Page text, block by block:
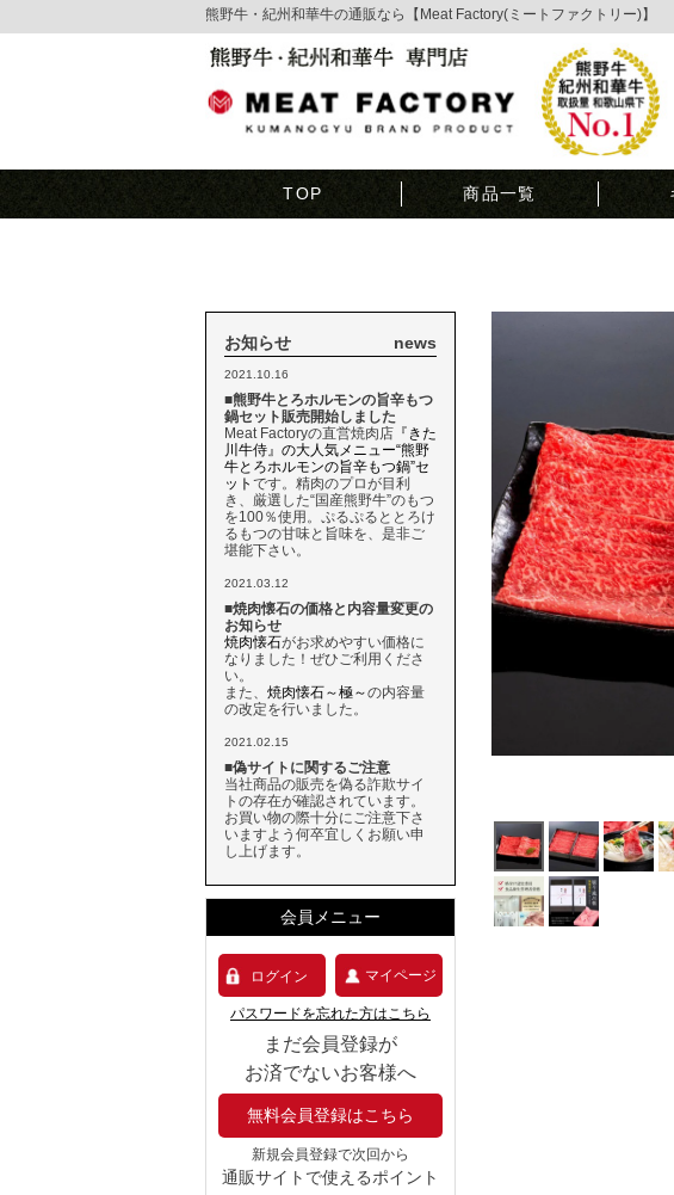
熊野牛・紀州和華牛の通販なら【Meat Factory(ミートファクトリー)】
TOP 商品一覧
お知らせ news
2021.10.16
■熊野牛とろホルモンの旨辛もつ
鍋セット販売開始しました
Meat Factoryの直営焼肉店 『きた
川牛侍』の大人気メニュー“熊野
牛とろホルモンの旨辛もつ鍋”セ
ット です。精肉のプロが目利
き、厳選した“国産熊野牛”のもつ
を100％使用。ぷるぷるととろけ
るもつの甘味と旨味を、是非ご
堪能下さい。
2021.03.12
■焼肉懐石の価格と内容量変更の
お知らせ
焼肉懐石がお求めやすい価格に
なりました！ぜひご利用くださ
い。
また、 焼肉懐石～極～の内容量
の改定を行いました。
2021.02.15
■偽サイトに関するご注意
当社商品の販売を偽る詐欺サイ
トの存在が確認されています。
お買い物の際十分にご注意下さ
いますよう何卒宜しくお願い申
し上げます。
会員メニュー
ログイン マイページ
パスワードを忘れた方はこちら
まだ会員登録が
お済でないお客様へ
無料会員登録はこちら
新規会員登録で次回から
通販サイトで使えるポイント